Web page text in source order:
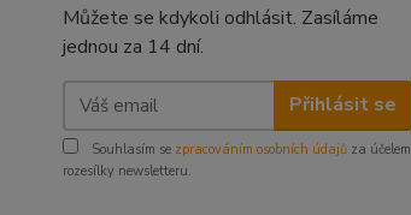
Můžete se kdykoli odhlásit. Zasíláme
jednou za 14 dní.
Přihlásit se
Souhlasím se zpracováním osobních údajů za účelem
rozesílky newsletteru.